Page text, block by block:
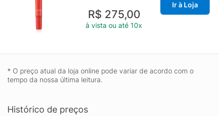
R$ 275,00
à vista ou até 10x
Ir à Loja
* O preço atual da loja online pode variar de acordo com o
tempo da nossa última leitura.
Histórico de preços